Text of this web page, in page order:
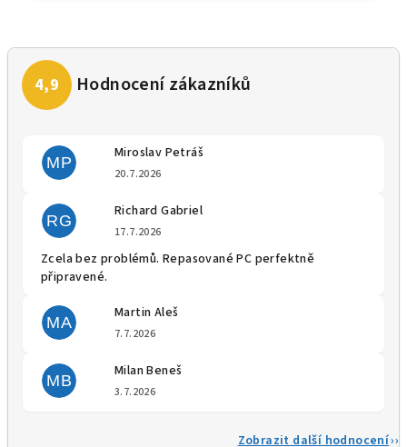
MP
Miroslav Petráš
20.7.2026
RG
Richard Gabriel
17.7.2026
Zcela bez problémů. Repasované PC perfektně
připravené.
MA
Martin Aleš
7.7.2026
MB
Milan Beneš
3.7.2026
Zobrazit další hodnocení